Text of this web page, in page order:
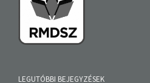
LEGUTÓBBI BEJEGYZÉSEK